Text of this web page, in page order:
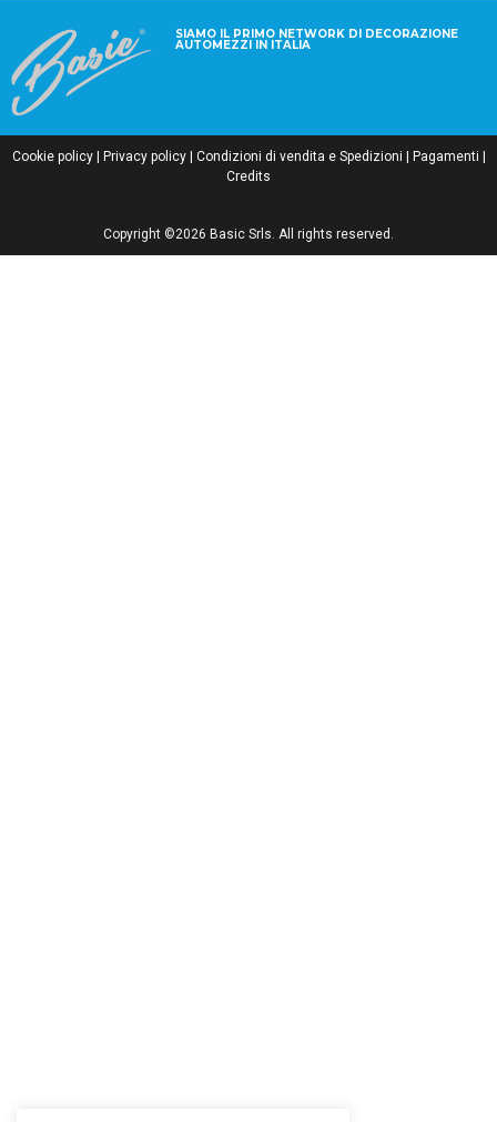
SIAMO IL PRIMO NETWORK DI DECORAZIONE
AUTOMEZZI IN ITALIA
Cookie policy| Privacy policy| Condizioni di vendita e Spedizioni Pagamenti
Credits
Copyright ©2026 Basic Srls. All rights reserved.